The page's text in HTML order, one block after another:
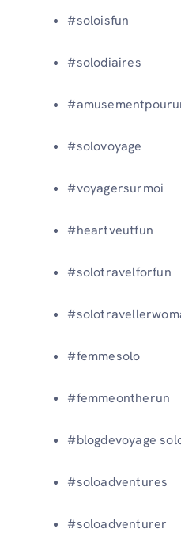
#soloisfun
#solodiaires
#solovoyage
#voyagersurmoi
#heartveutfun
#solotravelforfun
#femmesolo
#femmeontherun
#blogdevoyage
#soloadventures
#soloadventurer